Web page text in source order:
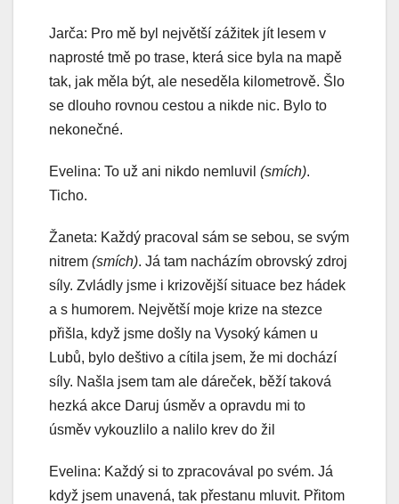
Jarča: Pro mě byl největší zážitek jít lesem v
naprosté tmě po trase, která sice byla na mapě
tak, jak měla být, ale neseděla kilometrově. Šlo
se dlouho rovnou cestou a nikde nic. Bylo to
nekonečné.
Evelina: To už ani nikdo nemluvil (smích).
Ticho.
Žaneta: Každý pracoval sám se sebou, se svým
nitrem (smích). Já tam nacházím obrovský zdroj
síly. Zvládly jsme i krizovější situace bez hádek
a s humorem. Největší moje krize na stezce
přišla, když jsme došly na Vysoký kámen u
Lubů, bylo deštivo a cítila jsem, že mi dochází
síly. Našla jsem tam ale dáreček, běží taková
hezká akce Daruj úsměv a opravdu mi to
úsměv vykouzlilo a nalilo krev do žil
Evelina: Každý si to zpracovával po svém. Já
když jsem unavená, tak přestanu mluvit. Přitom